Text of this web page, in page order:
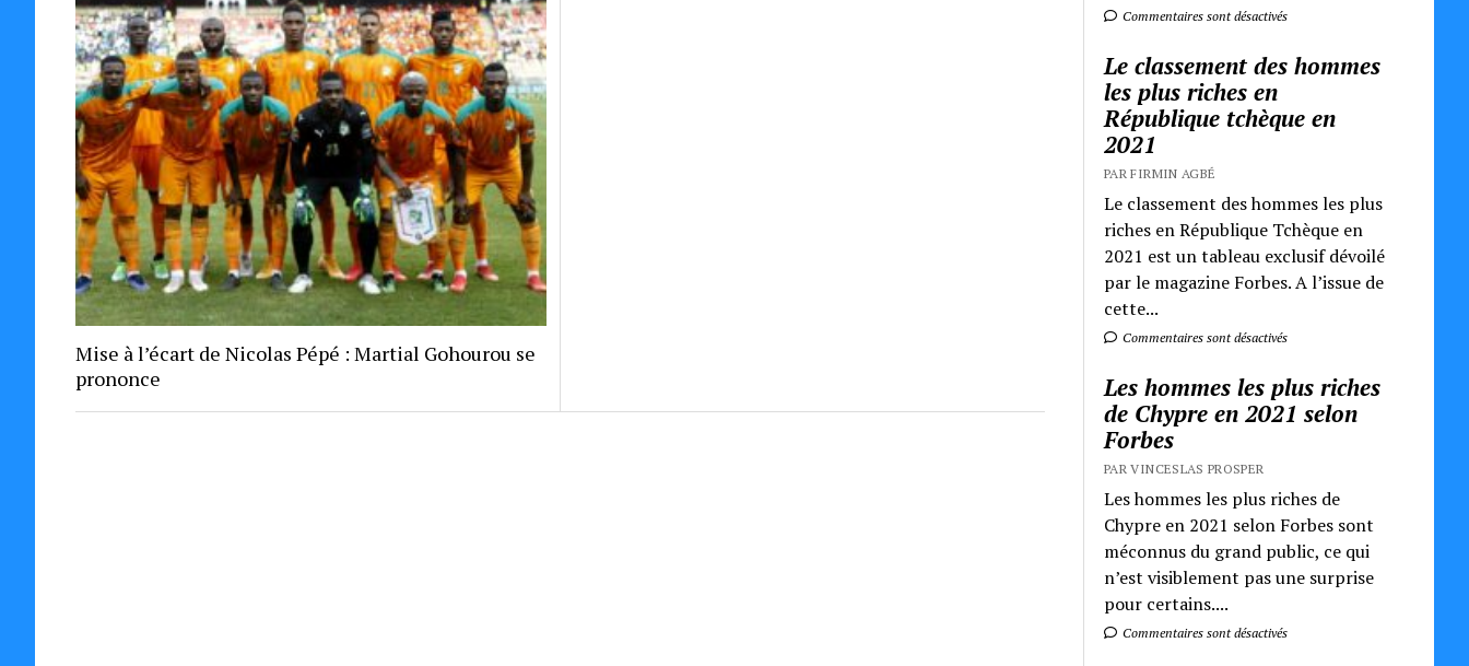
Mise à l’écart de Nicolas Pépé : Martial Gohourou se
prononce
Commentaires sont désactivés
Le classement des hommes
les plus riches en
République tchèque en
2021
PAR FIRMIN AGBÉ
Le classement des hommes les plus
riches en République Tchèque en
2021 est un tableau exclusif dévoilé
par le magazine Forbes. A l’issue de
cette...
Commentaires sont désactivés
Les hommes les plus riches
de Chypre en 2021 selon
Forbes
PAR VINCESLAS PROSPER
Les hommes les plus riches de
Chypre en 2021 selon Forbes sont
méconnus du grand public, ce qui
n’est visiblement pas une surprise
pour certains....
Commentaires sont désactivés